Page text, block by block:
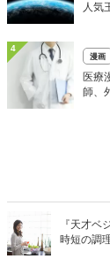
人気
4
漫画
医療
師、
『天才ベ
時短の調